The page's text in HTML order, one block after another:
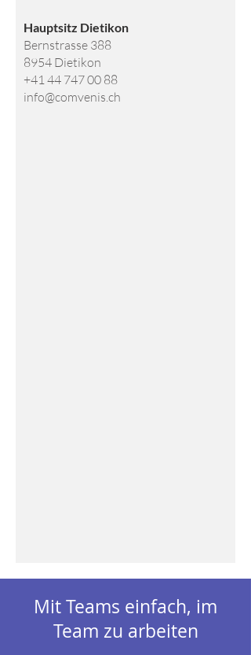
Hauptsitz Dietikon
Bernstrasse 388
8954 Dietikon
+41 44 747 00 88
info@comvenis.ch
Mit Teams einfach, im
Team zu arbeiten